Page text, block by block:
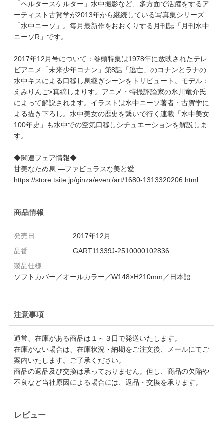
「ヘルタースケルター」水中撮影など、多方面で活躍をするア
ーティスト古賀学が2013年から継続している写真集シリーズ
「水中ニーソ」。毎月最新作をおおくりする月刊誌「月刊水中
ニーソR」です。
2017年12月号について：巻頭特集は1978年に放映されたテレ
ビアニメ「未来少年コナン」第8話「逃亡」のコナンとラナの
水中キスによる口移し息継ぎシーンをトリビュート。モデル：
えみりんご×真縞しまりす。アニメ・特撮評論家の氷川竜介氏
によって解説されます。イラストは水中ニーソ著者・古賀学に
よる描き下ろし。水中美女の歴史を繋いで行く連載「水中美女
100年史」も水中での空気口移しシチュエーションを解説しま
す。
◆関連フェア情報◆
甘美なため息 ―ファビュラスな美と愛
https://store.tsite.jp/ginza/event/art/1680-1313320206.html
商品情報
発売日
2017年12月
品番
GART11339J-2510000102836
製品仕様
ソフトカバー／オールカラー／W148×H210mm／日本語
注意事項
通常、在庫がある商品は１～３日で発送いたします。
在庫がない場合は、在庫状況・納期をご注文後、メールにてご
案内いたします。ご了承ください。
商品の返品及び交換は承っておりません。但し、商品の欠陥や
不良など当社原因による場合には、返品・交換を承ります。
レビュー